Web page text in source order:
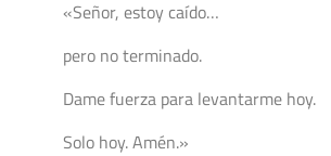
«Señor, estoy caído…
pero no terminado.
Dame fuerza para levantarme hoy.
Solo hoy. Amén.»